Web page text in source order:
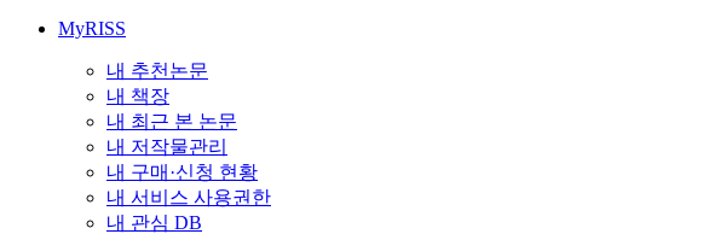
MyRISS
내 추천논문
내 책장
내 최근 본 논문
내 저작물관리
내 구매·신청 현황
내 서비스 사용권한
내 관심 DB